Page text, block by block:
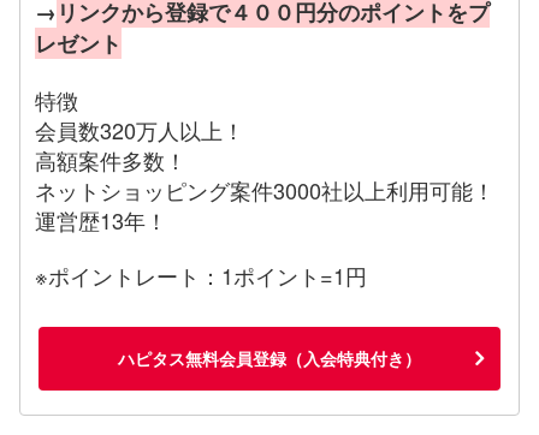
→ リンクから登録で４００円分のポイントをプ
レゼント
特徴
会員数320万人以上！
高額案件多数！
ネットショッピング案件3000社以上利用可能！
運営歴13年！
※ポイントレート：1ポイント=1円
ハピタス無料会員登録（入会特典付き）